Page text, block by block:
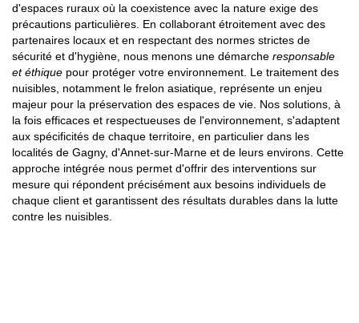
d'espaces ruraux où la coexistence avec la nature exige des
précautions particulières. En collaborant étroitement avec des
partenaires locaux et en respectant des normes strictes de
sécurité et d'hygiène, nous menons une démarche responsable
et éthique pour protéger votre environnement. Le traitement des
nuisibles, notamment le frelon asiatique, représente un enjeu
majeur pour la préservation des espaces de vie. Nos solutions, à
la fois efficaces et respectueuses de l'environnement, s'adaptent
aux spécificités de chaque territoire, en particulier dans les
localités de Gagny, d'Annet-sur-Marne et de leurs environs. Cette
approche intégrée nous permet d'offrir des interventions sur
mesure qui répondent précisément aux besoins individuels de
chaque client et garantissent des résultats durables dans la lutte
contre les nuisibles.